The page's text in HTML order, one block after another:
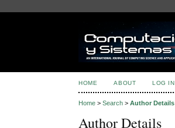
HOME ABOUT LOG IN
Home >Search >Author Details
Author Details